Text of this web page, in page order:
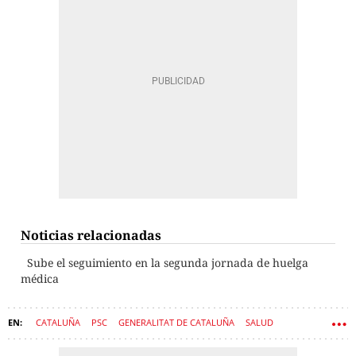
Noticias relacionadas
Sube el seguimiento en la segunda jornada de huelga
médica
CATALUÑA PSC GENERALITAT DE CATALUÑA SALUD